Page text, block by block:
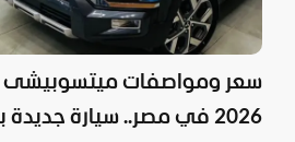
سعر ومواصفات ميتسوبيشى